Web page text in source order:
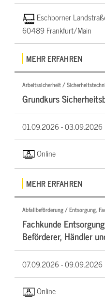
Eschborner
60489 Frankfurt/Main
MEHR ERFAHREN
Arbeitssicherheit /
Grundkurs
01.09.2026 -03.09.2026
Online
MEHR ERFAHREN
Abfallbeförderung / Entsorgung,
Fachkunde
Beförderer, Händler
07.09.2026 -09.09.2026
Online